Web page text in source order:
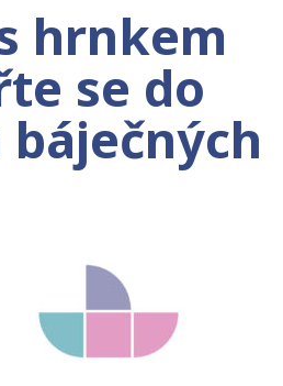
hrnkem
se do